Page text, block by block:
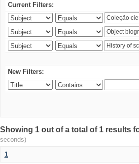
Current Filters:
New Filters:
Showing 1 out of a total of 1 results
seconds)
1